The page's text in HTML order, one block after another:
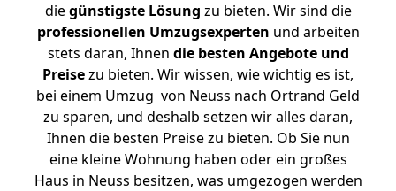
diegünstigste Lösung zu bieten. Wir sind die
professionellen Umzugsexperten und arbeiten
stets daran, Ihnen die besten Angebote und
Preisezu bieten. Wir wissen, wie wichtig es ist,
bei einem Umzug von Neuss nach Ortrand Geld
zu sparen, und deshalb setzen wir alles daran,
Ihnen die besten Preise zu bieten. Ob Sie nun
eine kleine Wohnung haben oder ein großes
Haus in Neuss besitzen, was umgezogen werden